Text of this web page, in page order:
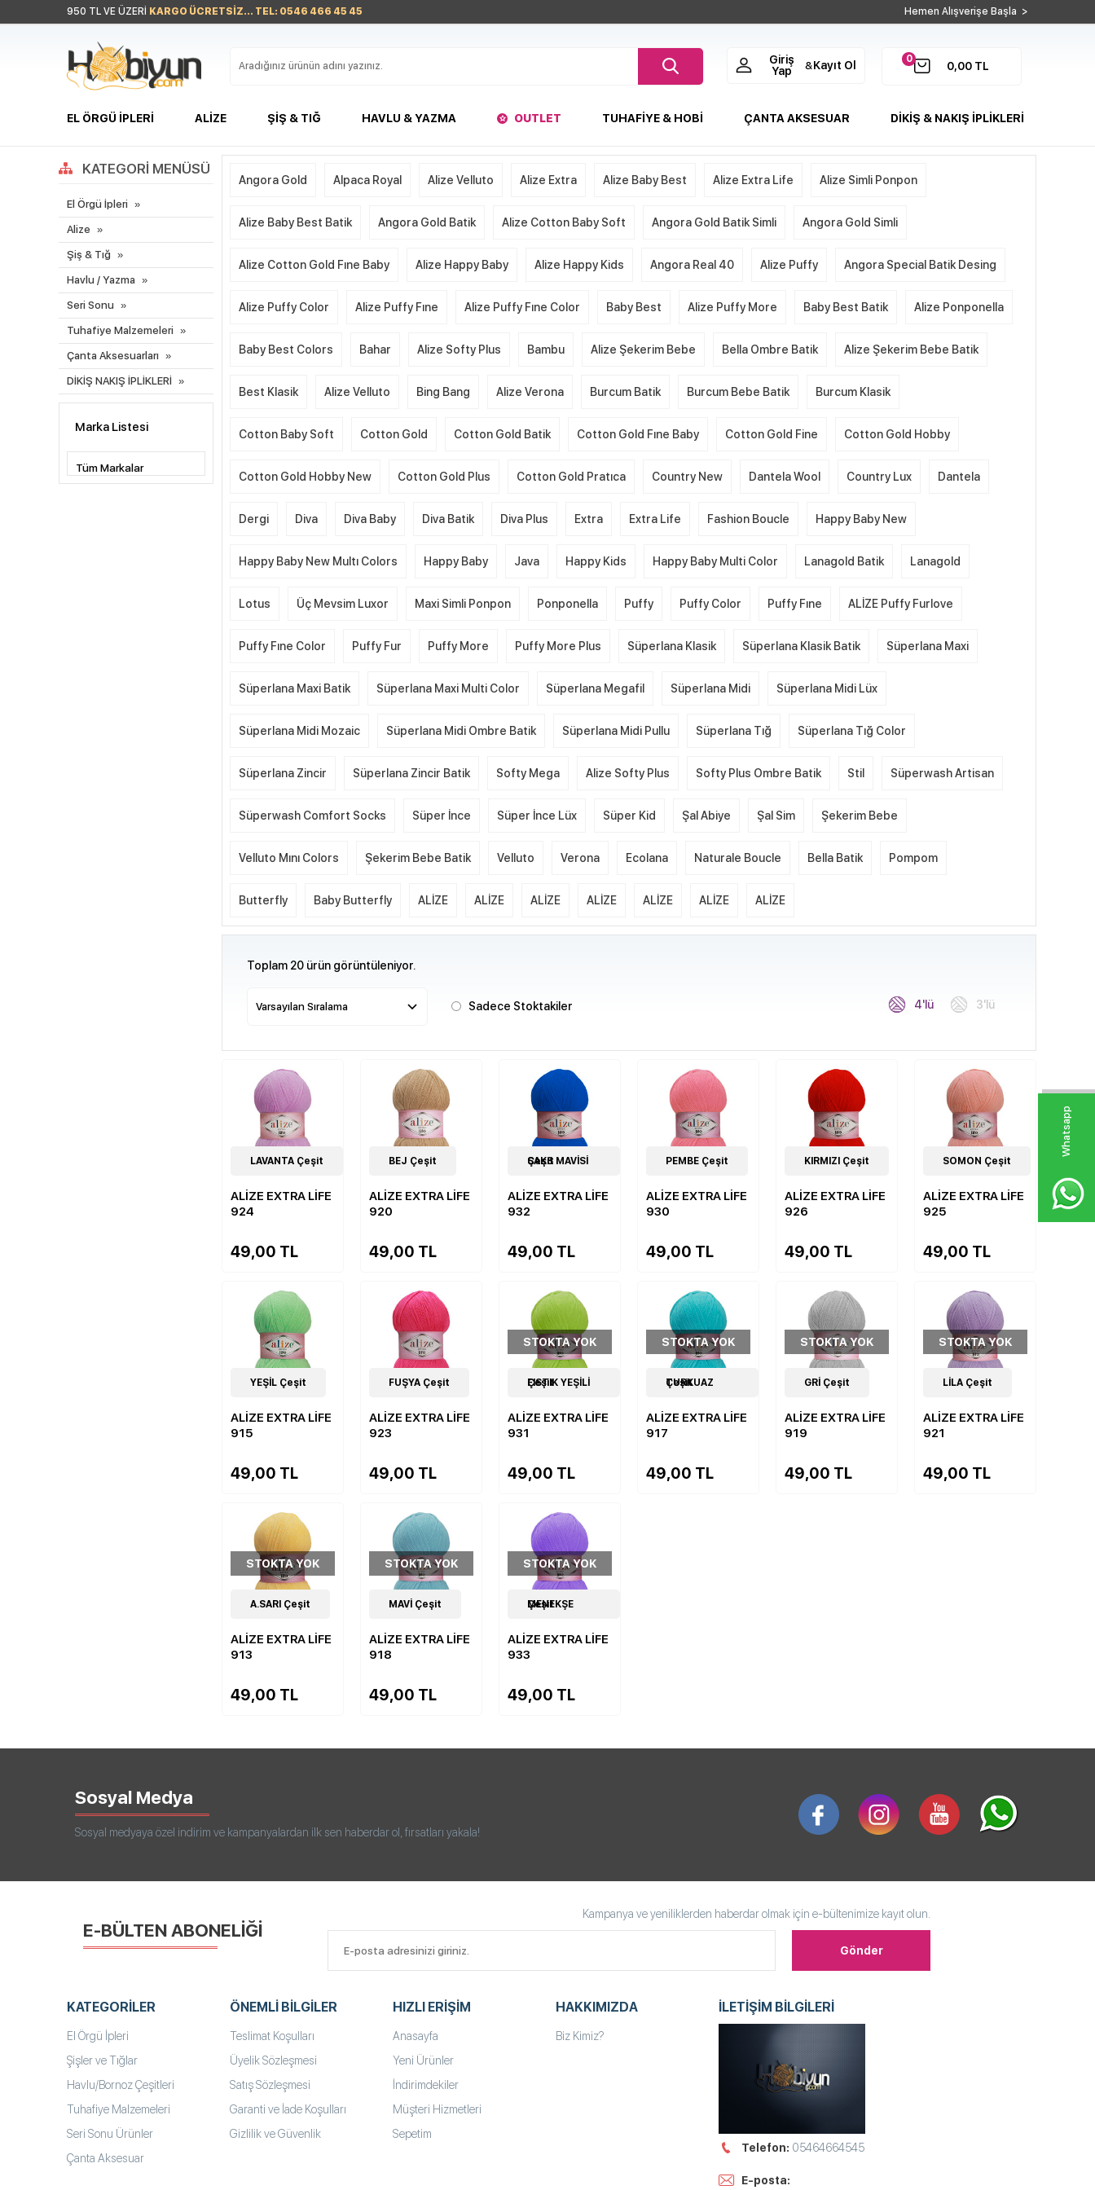
W
h
a
s
p
p
D
e
s
e
H
a
t
t
950 TL VE ÜZERİ KARGO ÜCRETSİZ... TEL: 0546 466 45 45 Hemen Alışverişe Başla >
0
0,00 TL
Giriş
Yap
& Kayıt Ol
EL ÖRGÜ İPLERI ALIZE ŞIŞ & TIĞ HAVLU & YAZMA OUTLET TUHAFIYE & HOBI ÇANTA AKSESUAR DİKİŞ & NAKIŞ İPLİKLERİ
KATEGORI MENÜSÜ
El Örgü İpleri
Alize
Şiş & Tığ
Havlu / Yazma
Seri Sonu
Tuhafiye Malzemeleri
Çanta Aksesuarları
DİKİŞ NAKIŞ İPLİKLERİ
Marka Listesi
Angora Gold Alpaca Royal Alize Velluto Alize Extra Alize Baby Best Alize Extra Life Alize Simli Ponpon
Alize Baby Best Batik Angora Gold Batik Alize Cotton Baby Soft Angora Gold Batik Simli Angora Gold Simli
Alize Cotton Gold Fıne Baby Alize Happy Baby Alize Happy Kids Angora Real 40 Alize Puffy Angora Special Batik Desing
Alize Puffy Color Alize Puffy Fıne Alize Puffy Fıne Color Baby Best Alize Puffy More Baby Best Batik Alize Ponponella
Baby Best Colors Bahar Alize Softy Plus Bambu Alize Şekerim Bebe Bella Ombre Batik Alize Şekerim Bebe Batik
Best Klasik Alize Velluto Bing Bang Alize Verona Burcum Batik Burcum Bebe Batik Burcum Klasik
Cotton Baby Soft Cotton Gold Cotton Gold Batik Cotton Gold Fıne Baby Cotton Gold Fine Cotton Gold Hobby
Cotton Gold Hobby New Cotton Gold Plus Cotton Gold Pratıca Country New Dantela Wool Country Lux Dantela
Dergi Diva Diva Baby Diva Batik Diva Plus Extra Extra Life Fashion Boucle Happy Baby New
Happy Baby New Multı Colors Happy Baby Java Happy Kids Happy Baby Multi Color Lanagold Batik Lanagold
Lotus Üç Mevsim Luxor Maxi Simli Ponpon Ponponella Puffy Puffy Color Puffy Fıne ALİZE Puffy Furlove
Puffy Fıne Color Puffy Fur Puffy More Puffy More Plus Süperlana Klasik Süperlana Klasik Batik Süperlana Maxi
Süperlana Maxi Batik Süperlana Maxi Multi Color Süperlana Megafil Süperlana Midi Süperlana Midi Lüx
Süperlana Midi Mozaic Süperlana Midi Ombre Batik Süperlana Midi Pullu Süperlana Tığ Süperlana Tığ Color
Süperlana Zincir Süperlana Zincir Batik Softy Mega Alize Softy Plus Softy Plus Ombre Batik Stil Süperwash Artisan
Süperwash Comfort Socks Süper İnce Süper İnce Lüx Süper Kid Şal Abiye Şal Sim Şekerim Bebe
Velluto Mını Colors Şekerim Bebe Batik Velluto Verona Ecolana Naturale Boucle Bella Batik Pompom
Butterfly Baby Butterfly ALİZE ALİZE ALİZE ALİZE ALİZE ALİZE ALİZE
Toplam 20 ürün görüntüleniyor.
Sadece Stoktakiler 4'lü 3'lü
19Çeşit
LAVANTA Çeşit
ALİZE EXTRA LİFE
924
49,00 TL
19Çeşit
BEJ Çeşit
ALİZE EXTRA LİFE
920
49,00 TL
19Çeşit
SAKS MAVİSİ Çeşit
ALİZE EXTRA LİFE
932
49,00 TL
19Çeşit
PEMBE Çeşit
ALİZE EXTRA LİFE
930
49,00 TL
19Çeşit
KIRMIZI Çeşit
ALİZE EXTRA LİFE
926
49,00 TL
19Çeşit
SOMON Çeşit
ALİZE EXTRA LİFE
925
49,00 TL
19Çeşit
YEŞİL Çeşit
ALİZE EXTRA LİFE
915
49,00 TL
19Çeşit
FUŞYA Çeşit
ALİZE EXTRA LİFE
923
49,00 TL
19Çeşit
STOKTA YOK
FISTIK YEŞİLİ Çeşit
ALİZE EXTRA LİFE
931
49,00 TL
19Çeşit
STOKTA YOK
TURKUAZ Çeşit
ALİZE EXTRA LİFE
917
49,00 TL
19Çeşit
STOKTA YOK
GRİ Çeşit
ALİZE EXTRA LİFE
919
49,00 TL
19Çeşit
STOKTA YOK
LİLA Çeşit
ALİZE EXTRA LİFE
921
49,00 TL
19Çeşit
STOKTA YOK
A.SARI Çeşit
ALİZE EXTRA LİFE
913
49,00 TL
19Çeşit
STOKTA YOK
MAVİ Çeşit
ALİZE EXTRA LİFE
918
49,00 TL
19Çeşit
STOKTA YOK
MENEKŞE Çeşit
ALİZE EXTRA LİFE
933
49,00 TL
Sosyal Medya
Sosyal medyaya özel indirim ve kampanyalardan ilk sen haberdar ol, fırsatları yakala!
E-BÜLTEN ABONELİĞİ
Kampanya ve yeniliklerden haberdar olmak için e-bültenimize kayıt olun.
KATEGORILER
El Örgü İpleri
Şişler ve Tığlar
Havlu/Bornoz Çeşitleri
Tuhafiye Malzemeleri
Seri Sonu Ürünler
Çanta Aksesuar
ÖNEMLI BILGILER
Teslimat Koşulları
Üyelik Sözleşmesi
Satış Sözleşmesi
Garanti ve İade Koşulları
Gizlilik ve Güvenlik
HIZLI ERIŞIM
Anasayfa
Yeni Ürünler
İndirimdekiler
Müşteri Hizmetleri
Sepetim
HAKKIMIZDA
Biz Kimiz?
İLETİŞİM BİLGİLERİ
Telefon: 05464664545
E-posta: